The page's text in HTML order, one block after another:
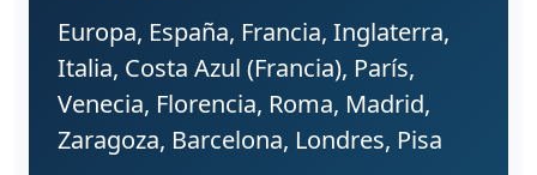
Europa, España, Francia, Inglaterra,
Italia, Costa Azul (Francia), París,
Venecia, Florencia, Roma, Madrid,
Zaragoza, Barcelona, Londres, Pisa